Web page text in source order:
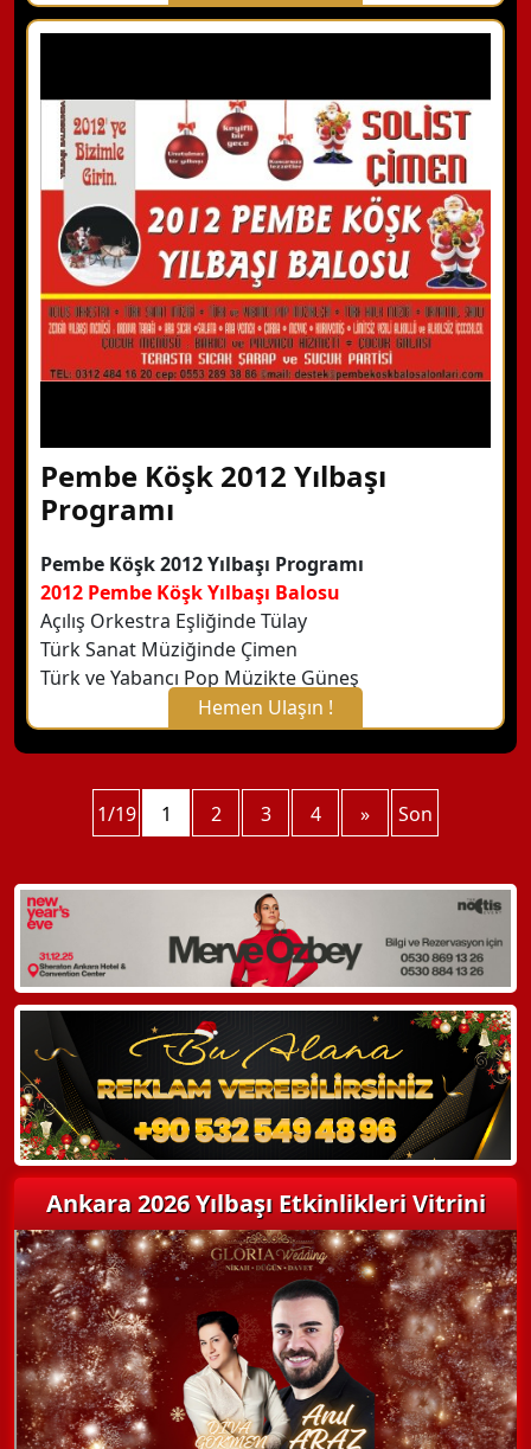
X Kapat
Hemen Arayın
Detaylı Bilgi Alın
Pembe Köşk 2012 Yılbaşı
Programı
Pembe Köşk 2012 Yılbaşı Programı
2012 Pembe Köşk Yılbaşı Balosu
Açılış Orkestra Eşliğinde Tülay
Türk Sanat Müziğinde Çimen
Türk ve Yabancı Pop Müzikte Güneş
Hemen Ulaşın !
X Kapat
WhatsApp ile Bilgi Alın
Hemen Arayın
Detaylı Bilgi Alın
1/19 1 2 3 4 » Son
Ankara 2026 Yılbaşı Etkinlikleri Vitrini